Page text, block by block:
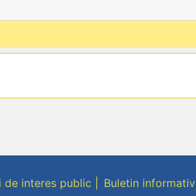
de interes public Buletin informativ